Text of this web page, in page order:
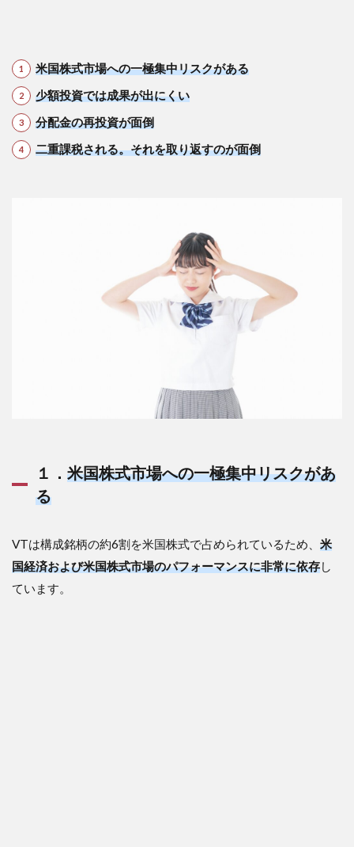
米国株式市場への一極集中リスクがある
少額投資では成果が出にくい
分配金の再投資が面倒
二重課税される。それを取り返すのが面倒
１． 米国株式市場への一極集中リスクがあ
る
VTは構成銘柄の約6割を米国株式で占められているため、 米
国経済および米国株式市場のパフォーマンスに非常に依存し
ています。